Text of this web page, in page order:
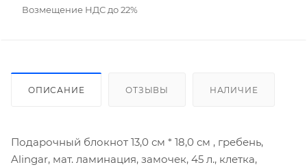
Возмещение НДС до 22%
ОПИСАНИЕ ОТЗЫВЫ НАЛИЧИЕ
Подарочный блокнот 13,0 см * 18,0 см , гребень,
Alingar, мат. ламинация, замочек, 45 л., клетка,